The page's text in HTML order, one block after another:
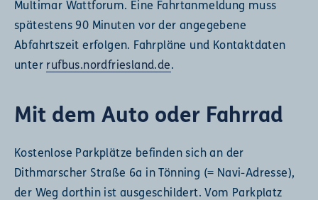
Multimar Wattforum. Eine Fahrtanmeldung muss
spätestens 90 Minuten vor der angegebene
Abfahrtszeit erfolgen. Fahrpläne und Kontaktdaten
unter rufbus.nordfriesland.de.
Mit dem Auto oder Fahrrad
Kostenlose Parkplätze befinden sich an der
Dithmarscher Straße 6a in Tönning (= Navi-Adresse),
der Weg dorthin ist ausgeschildert. Vom Parkplatz